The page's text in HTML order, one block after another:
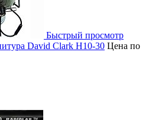
Быстрый просмотр
David Clark H10-30 Цена по